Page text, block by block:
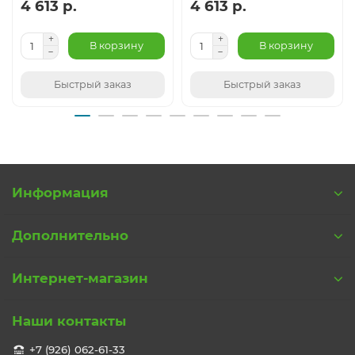
4 613 р.
В корзину
Быстрый заказ
4 613 р.
В корзину
Быстрый заказ
Информация
Дополнительно
Интернет-магазин
Наши контакты
+7 (926) 062-61-33